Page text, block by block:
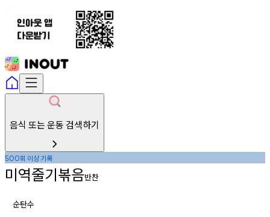
음식 또는 운동 검색하기
500회 이상기록
미역줄기볶음반찬
순탄수